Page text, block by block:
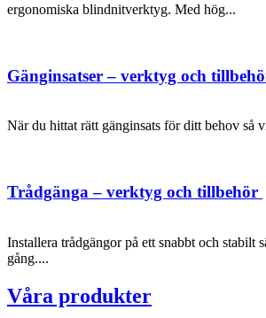
ergonomiska blindnitverktyg. Med hög...
Gänginsatser – verktyg och
När du hittat rätt gänginsats för ditt behov så
Trådgänga – verktyg och tillbehör
Installera trådgängor på ett snabbt och stabilt
gång....
Våra produkter